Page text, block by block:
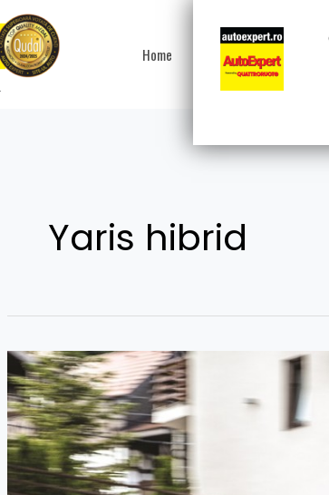
Home Test drive
Yaris hibrid
Test
drive
Toyota
Yaris
1.5
I